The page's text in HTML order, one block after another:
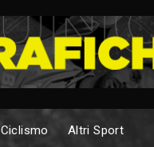
Ciclismo Altri Sport